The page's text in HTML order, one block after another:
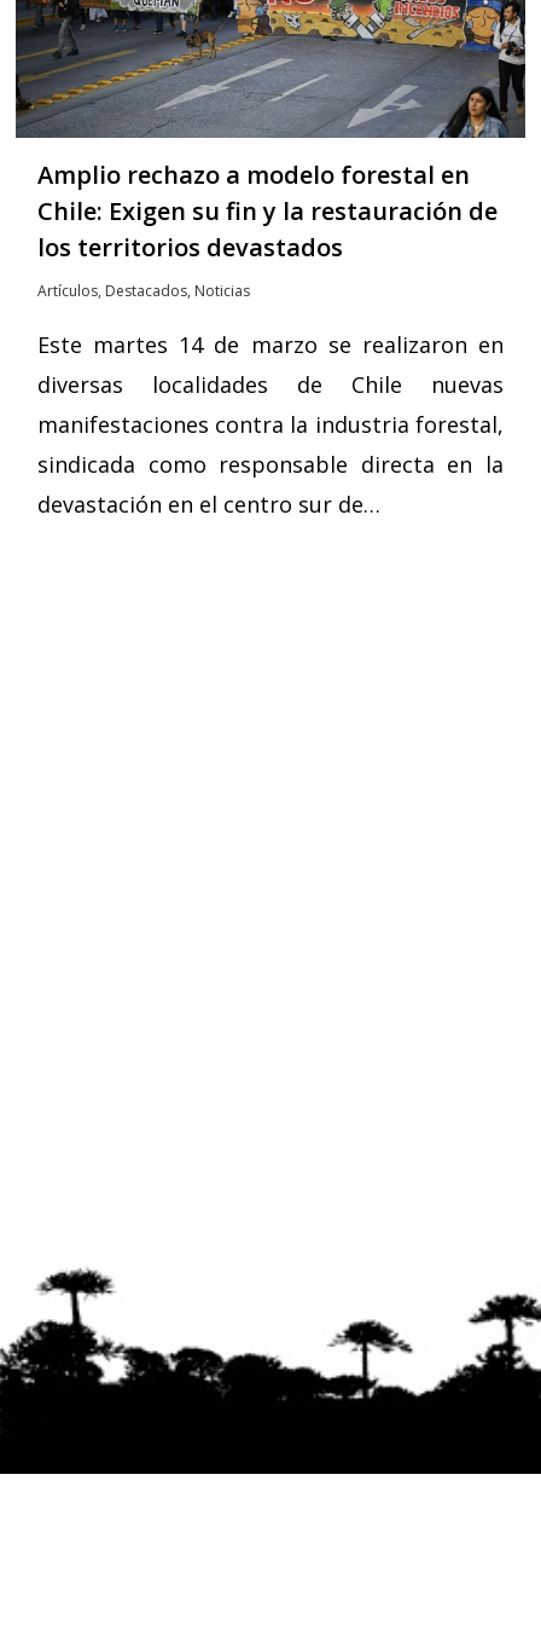
Amplio rechazo a modelo forestal en
Chile: Exigen su fin y la restauración de
los territorios devastados
Artículos, Destacados, Noticias
Este martes 14 de marzo se realizaron en
diversas localidades de Chile nuevas
manifestaciones contra la industria forestal,
sindicada como responsable directa en la
devastación en el centro sur de…